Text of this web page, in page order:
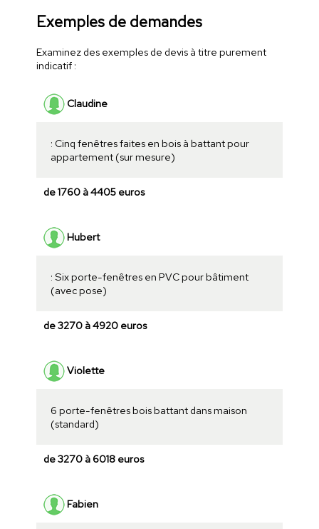
Exemples de demandes
Examinez des exemples de devis à titre purement
indicatif :
Claudine
: Cinq fenêtres faites en bois à battant pour
appartement (sur mesure)
de 1760 à 4405 euros
Hubert
: Six porte-fenêtres en PVC pour bâtiment
(avec pose)
de 3270 à 4920 euros
Violette
6 porte-fenêtres bois battant dans maison
(standard)
de 3270 à 6018 euros
Fabien